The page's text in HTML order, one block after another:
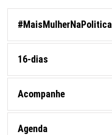
#MaisMulherNaPolitica
16-dias
Acompanhe
Agenda